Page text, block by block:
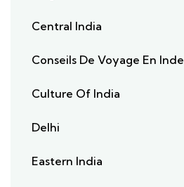
Central India
Conseils De Voyage En Inde
Culture Of India
Delhi
Eastern India